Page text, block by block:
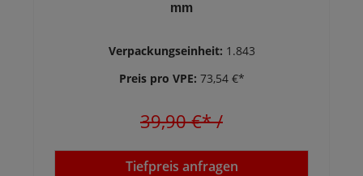
mm
Verpackungseinheit: 1.843
Preis pro VPE: 73,54 €*
39,90 €*/
Tiefpreis anfragen